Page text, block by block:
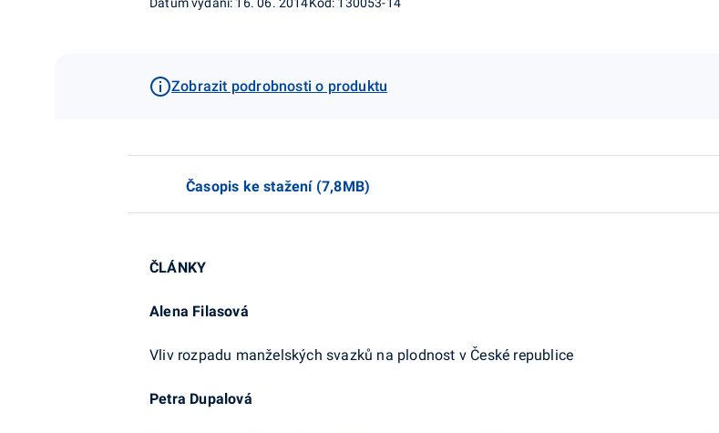
Zobrazit podrobnosti o produktu
Časopis ke stažení (7,8MB)
ČLÁNKY
Alena Filasová
Vliv rozpadu manželských svazků na plodnost v České republice
Petra Dupalová